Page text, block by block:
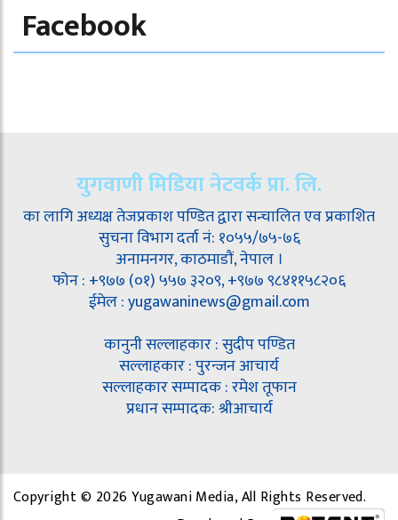
Facebook
युगवाणी मिडिया नेटवर्क प्रा. लि.
का लागि अध्यक्ष तेजप्रकाश पण्डित द्वारा सन्चालित एव प्रकाशित
सुचना विभाग दर्ता नं: १०५५/७५-७६
अनामनगर, काठमाडौं, नेपाल ।
फोन : +९७७ (०१) ५५७ ३२०९, +९७७ ९८४११५८२०६
ईमेल : yugawaninews@gmail.com
कानुनी सल्लाहकार : सुदीप पण्डित
सल्लाहकार : पुरन्जन आचार्य
सल्लाहकार सम्पादक : रमेश तूफान
प्रधान सम्पादक: श्रीआचार्य
Copyright © 2026 Yugawani Media, All Rights Reserved.